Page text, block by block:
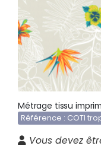
Métrage tissu
Référence : COTI
Vous devez